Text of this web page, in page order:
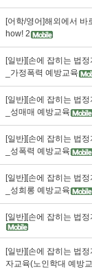
[어학/영어]해외에서
how! 2
[일반][손에 잡히는 법
_가정폭력 예방교육
[일반][손에 잡히는 법
_성매매 예방교육
[일반][손에 잡히는 법
_성폭력 예방교육
[일반][손에 잡히는 법
_성희롱 예방교육
[일반][손에 잡히는 법
[일반][손에 잡히는 법
자교육(노인학대 예방